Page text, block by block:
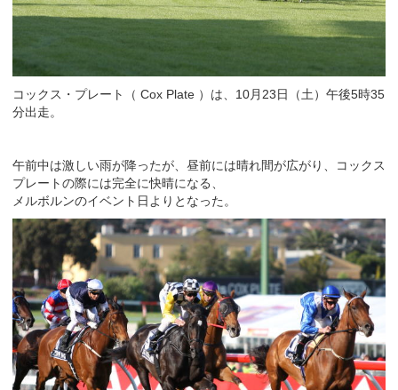
コックス・プレート（ Cox Plate ）は、10月23日（土）午後5時35
分出走。
午前中は激しい雨が降ったが、昼前には晴れ間が広がり、コックス
プレートの際には完全に快晴になる、
メルボルンのイベント日よりとなった。